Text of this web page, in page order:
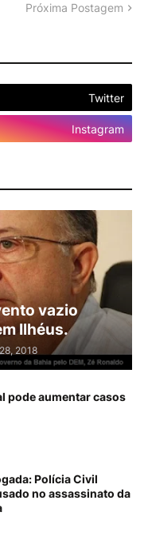
Próxima Postagem
Twitter
Instagram
vazio
Ilhéus.
2018
pode aumentar casos
Polícia Civil
no assassinato da